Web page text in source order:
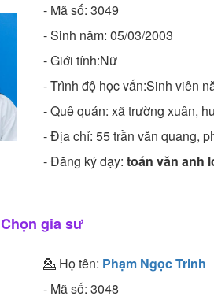
- Mã số: 3049
- Sinh năm:05/03/2003
- Giới tính:Nữ
- Trình độ học vấn:Sinh viên
- Quê quán:xã trường xuân,
- Địa chỉ:55 trần văn quang,
- Đăng ký dạy:toán văn anh
Chọn gia sư
💁 Họ tên: Phạm Ngọc Trinh
- Mã số: 3048